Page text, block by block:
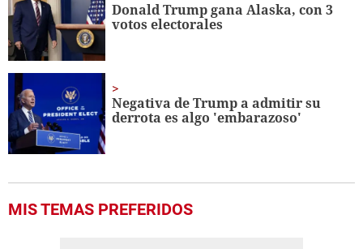
Donald Trump gana Alaska, con 3
votos electorales
Negativa de Trump a admitir su
derrota es algo 'embarazoso'
MIS TEMAS PREFERIDOS